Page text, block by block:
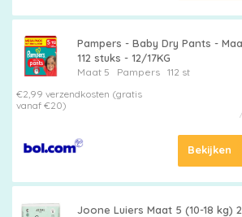
Pampers - Baby Dry Pants -
112 stuks - 12/17KG
Maat 5 Pampers
112 st
€2,99 verzendkosten (gratis
vanaf €20)
Bekijken
Joone Luiers Maat 5 (10-18 kg)